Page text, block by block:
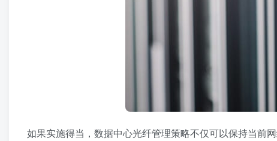
如果实施得当，数据中心光纤管理策略不仅可以保持当前